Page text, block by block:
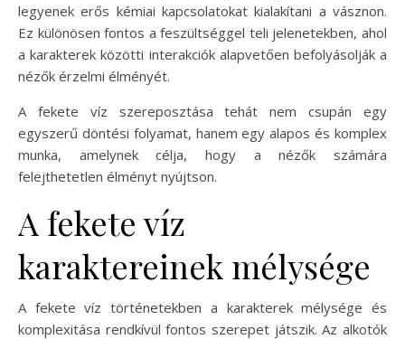
legyenek erős kémiai kapcsolatokat kialakítani a vásznon.
Ez különösen fontos a feszültséggel teli jelenetekben, ahol
a karakterek közötti interakciók alapvetően befolyásolják a
nézők érzelmi élményét.
A fekete víz szereposztása tehát nem csupán egy
egyszerű döntési folyamat, hanem egy alapos és komplex
munka, amelynek célja, hogy a nézők számára
felejthetetlen élményt nyújtson.
A fekete víz
karaktereinek mélysége
A fekete víz történetekben a karakterek mélysége és
komplexitása rendkívül fontos szerepet játszik. Az alkotók